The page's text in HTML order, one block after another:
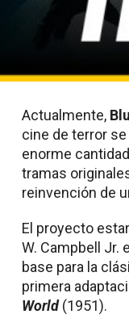
Actualmente,
cine de terror
enorme
tramas
reinvención de
El proyecto
W. Campbell Jr.
base para la
primera
World(1951).